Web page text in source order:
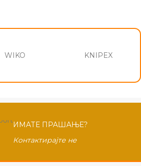
WIKO KNIPEX
ИМАТЕ ПРАШАЊЕ?
Контактирајте не